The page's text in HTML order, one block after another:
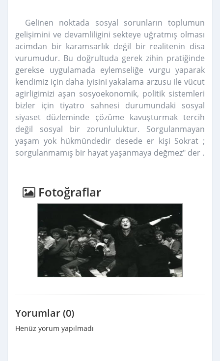
Gelinen noktada sosyal sorunların toplumun
gelişimini ve devamliligini sekteye uğratmış olması
acimdan bir karamsarlık değil bir realitenin disa
vurumudur. Bu doğrultuda gerek zihin pratiğinde
gerekse uygulamada eylemseliğe vurgu yaparak
kendimiz için daha iyisini yakalama arzusu ile vücut
agirligimizi aşan sosyoekonomik, politik sistemleri
bizler için tiyatro sahnesi durumundaki sosyal
siyaset düzleminde çözüme kavuşturmak tercih
değil sosyal bir zorunluluktur. Sorgulanmayan
yaşam yok hükmündedir desede er kişi Sokrat ;
sorgulanmamış bir hayat yaşanmaya değmez" der .
Fotoğraflar
Yorumlar (0)
Henüz yorum yapılmadı